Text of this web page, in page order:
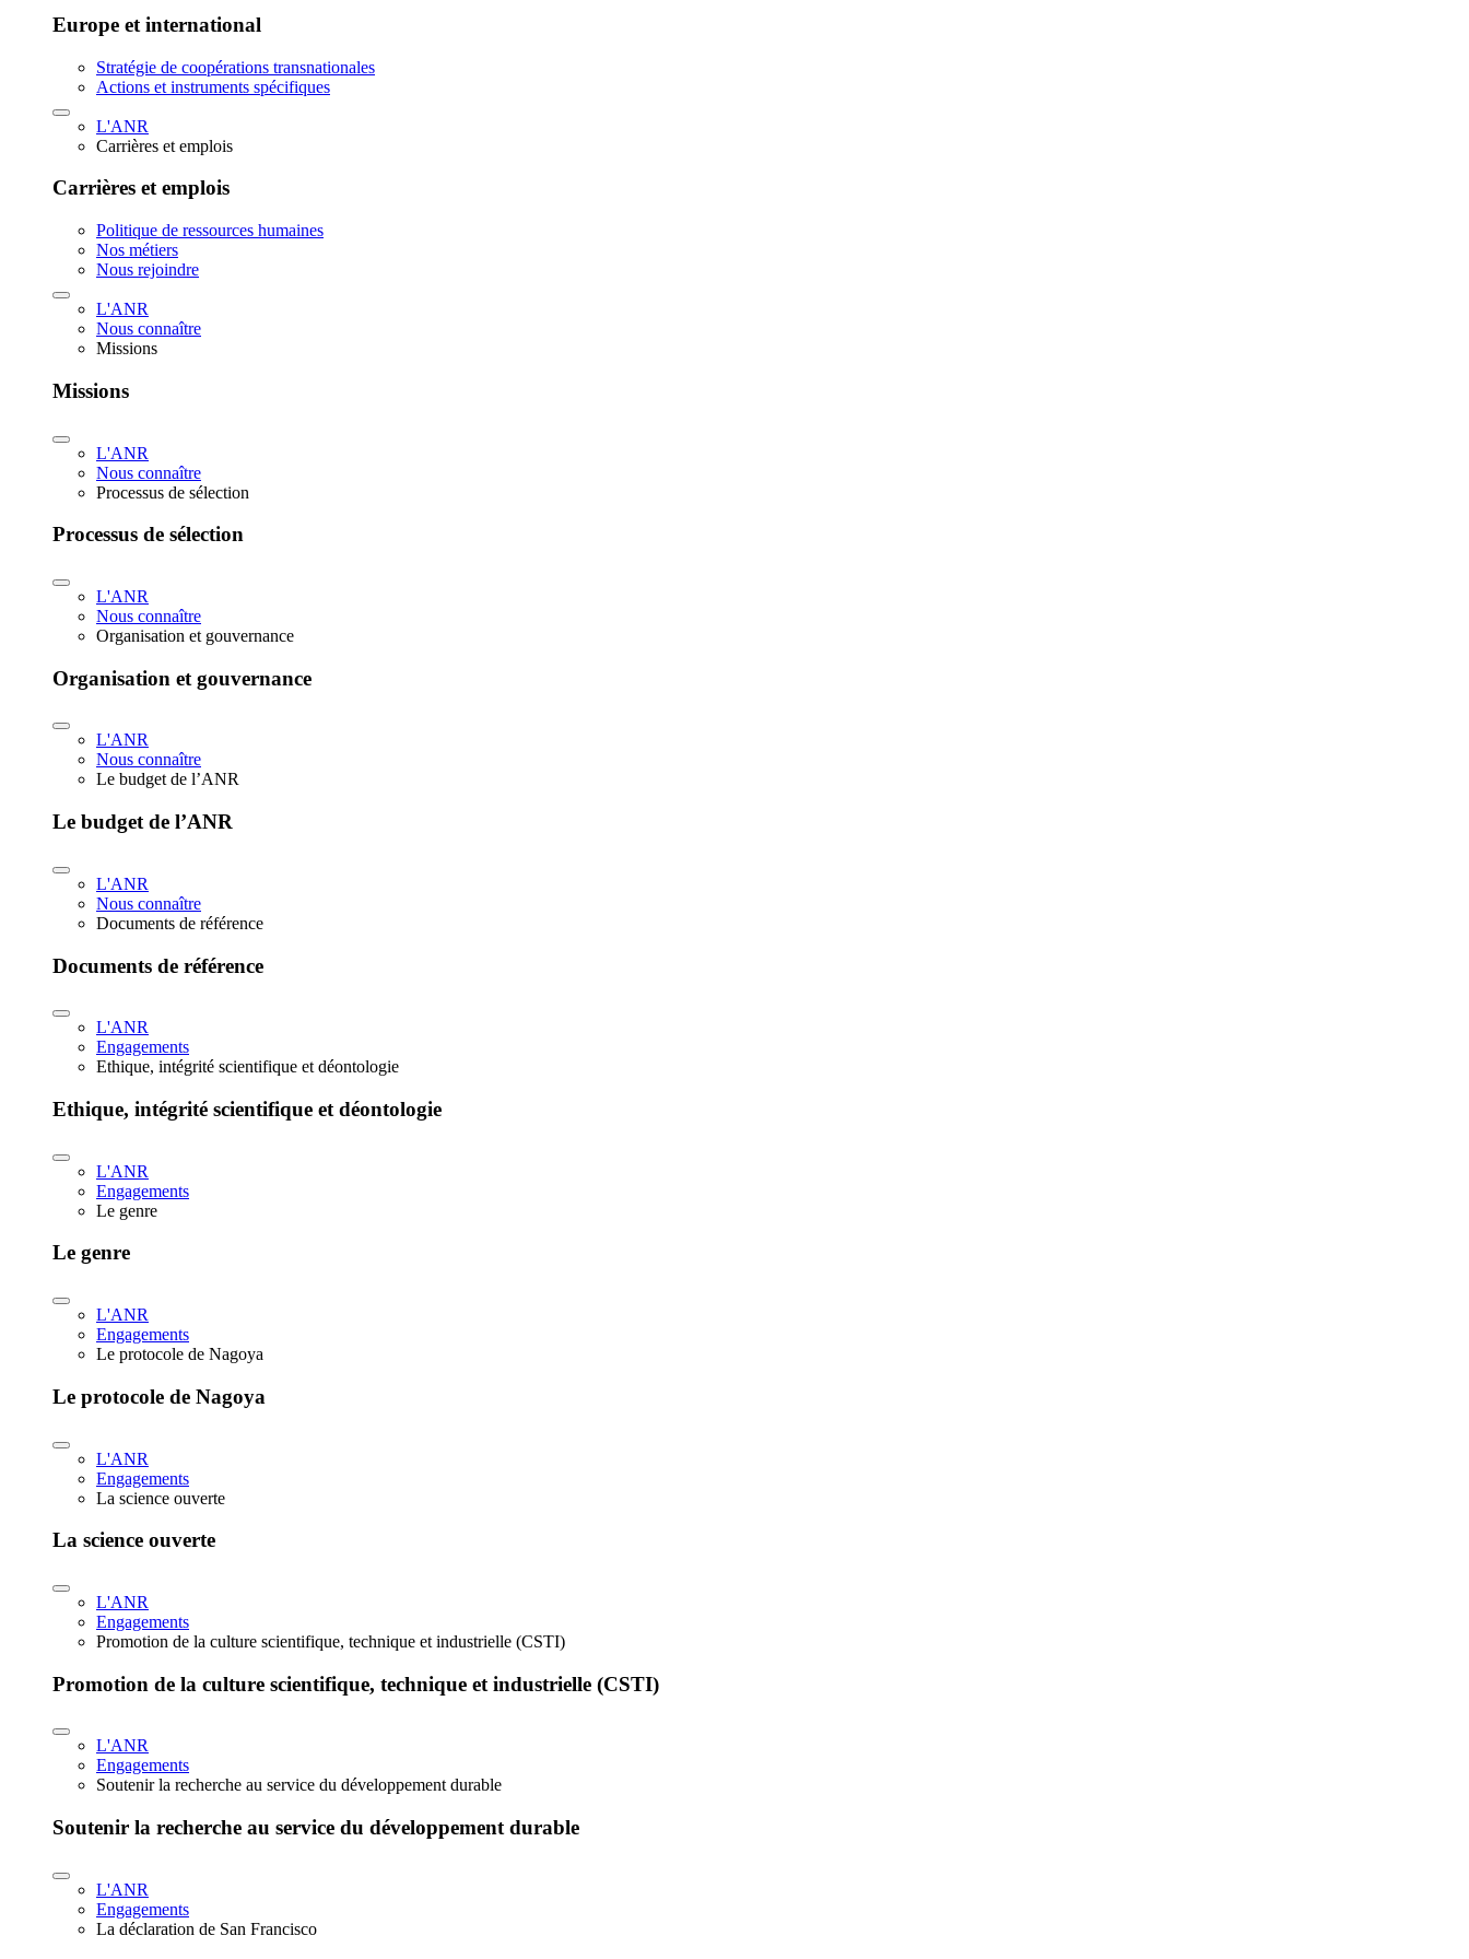
Europe et international
Stratégie de coopérations transnationales
Actions et instruments spécifiques
L'ANR
Carrières et emplois
Carrières et emplois
Politique de ressources humaines
Nos métiers
Nous rejoindre
L'ANR
Nous connaître
Missions
Missions
L'ANR
Nous connaître
Processus de sélection
Processus de sélection
L'ANR
Nous connaître
Organisation et gouvernance
Organisation et gouvernance
L'ANR
Nous connaître
Le budget de l’ANR
Le budget de l’ANR
L'ANR
Nous connaître
Documents de référence
Documents de référence
L'ANR
Engagements
Ethique, intégrité scientifique et déontologie
Ethique, intégrité scientifique et déontologie
L'ANR
Engagements
Le genre
Le genre
L'ANR
Engagements
Le protocole de Nagoya
Le protocole de Nagoya
L'ANR
Engagements
La science ouverte
La science ouverte
L'ANR
Engagements
Promotion de la culture scientifique, technique et industrielle (CSTI)
Promotion de la culture scientifique, technique et industrielle (CSTI)
L'ANR
Engagements
Soutenir la recherche au service du développement durable
Soutenir la recherche au service du développement durable
L'ANR
Engagements
La déclaration de San Francisco